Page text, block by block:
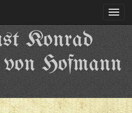
Konrad
Hofmann